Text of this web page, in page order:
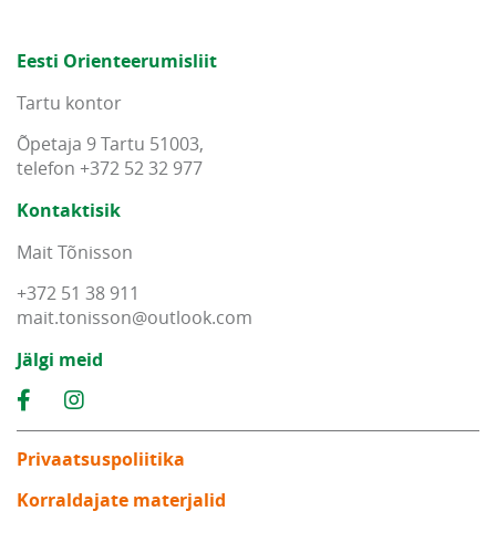
Eesti Orienteerumisliit
Tartu kontor
Õpetaja 9 Tartu 51003,
telefon +372 52 32 977
Kontaktisik
Mait Tõnisson
+372 51 38 911
mait.tonisson@outlook.com
Jälgi meid
Privaatsuspoliitika
Korraldajate materjalid